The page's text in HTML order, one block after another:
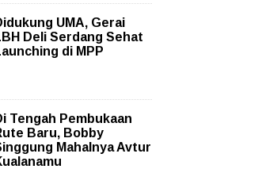
UMA, Gerai
Deli Serdang Sehat
di MPP
Tengah Pembukaan
Baru, Bobby
Mahalnya Avtur